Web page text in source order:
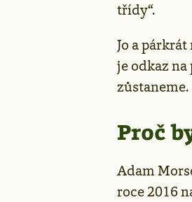
třídy“.
Jo a
je odkaz
zůstaneme.
Proč
Adam
roce 2016